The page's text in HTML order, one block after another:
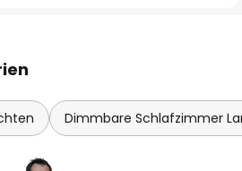
Dimmbare Schlafzimmer